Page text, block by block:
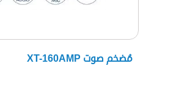
مُضخم صوت XT-160AMP